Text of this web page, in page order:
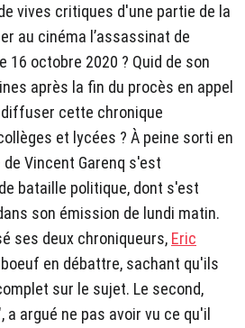
vives critiques d'une partie de la
au cinéma l’assassinat de
16 octobre 2020 ? Quid de son
après la fin du procès en appel
cette chronique
et lycées ? À peine sorti en
Vincent Garenq s'est
bataille politique, dont s'est
son émission de lundi matin.
ses deux chroniqueurs, Eric
en débattre, sachant qu'ils
sur le sujet. Le second,
a argué ne pas avoir vu ce qu'il